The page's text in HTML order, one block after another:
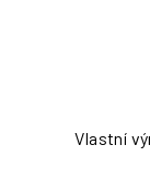
Vlastní